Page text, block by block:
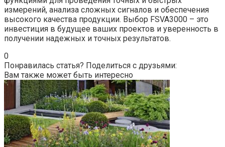
измерений, анализа сложных сигналов и обеспечения
высокого качества продукции. Выбор FSVA3000 – это
инвестиция в будущее ваших проектов и уверенность в
получении надежных и точных результатов.
0
Понравилась статья? Поделиться с друзьями:
Вам также может быть интересно